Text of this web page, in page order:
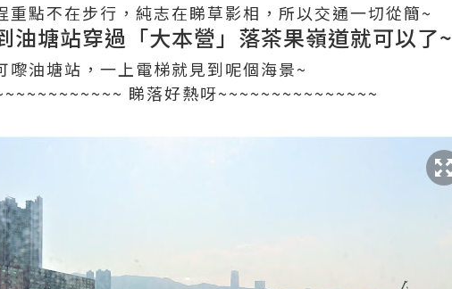
重點不在步行，純志在睇草影相，所以交通一切從簡~
油塘站穿過「大本營」落茶果嶺道就可以了~
嚟油塘站，一上電梯就見到呢個海景~
睇落好熱呀~~~~~~~~~~~~~~~